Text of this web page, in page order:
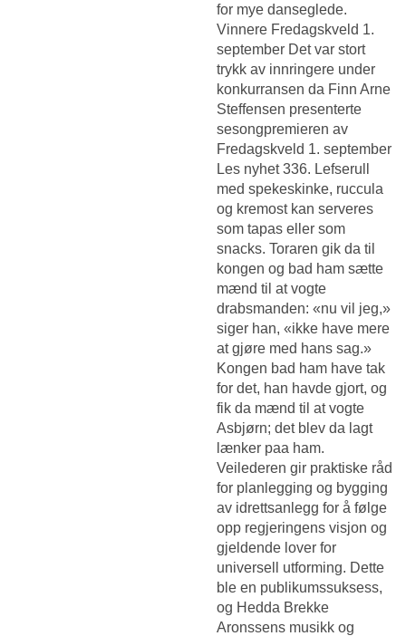
for mye danseglede.
Vinnere Fredagskveld 1.
september Det var stort
trykk av innringere under
konkurransen da Finn Arne
Steffensen presenterte
sesongpremieren av
Fredagskveld 1. september
Les nyhet 336. Lefserull
med spekeskinke, ruccula
og kremost kan serveres
som tapas eller som
snacks. Toraren gik da til
kongen og bad ham sætte
mænd til at vogte
drabsmanden: «nu vil jeg,»
siger han, «ikke have mere
at gjøre med hans sag.»
Kongen bad ham have tak
for det, han havde gjort, og
fik da mænd til at vogte
Asbjørn; det blev da lagt
lænker paa ham.
Veilederen gir praktiske råd
for planlegging og bygging
av idrettsanlegg for å følge
opp regjeringens visjon og
gjeldende lover for
universell utforming. Dette
ble en publikumssuksess,
og Hedda Brekke
Aronssens musikk og